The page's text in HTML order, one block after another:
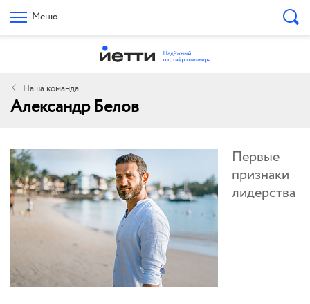
Меню
Наша команда
Александр Белов
Первые
признаки
лидерства